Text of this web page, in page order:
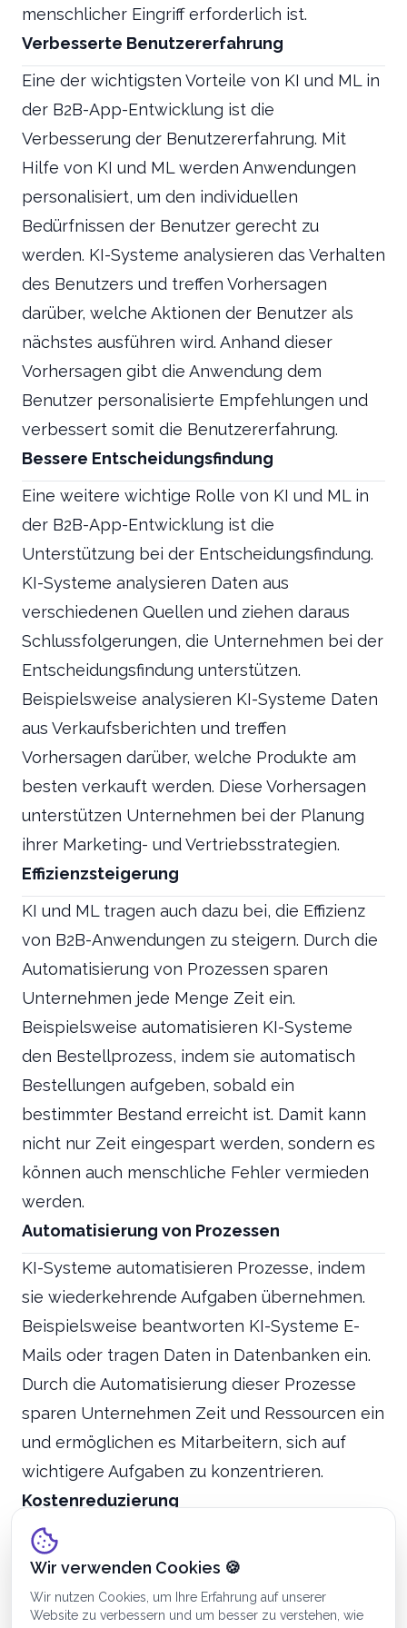
menschlicher Eingriff erforderlich ist.
Verbesserte Benutzererfahrung
Eine der wichtigsten Vorteile von KI und ML in
der B2B-App-Entwicklung ist die
Verbesserung der Benutzererfahrung. Mit
Hilfe von KI und ML werden Anwendungen
personalisiert, um den individuellen
Bedürfnissen der Benutzer gerecht zu
werden. KI-Systeme analysieren das Verhalten
des Benutzers und treffen Vorhersagen
darüber, welche Aktionen der Benutzer als
nächstes ausführen wird. Anhand dieser
Vorhersagen gibt die Anwendung dem
Benutzer personalisierte Empfehlungen und
verbessert somit die Benutzererfahrung.
Bessere Entscheidungsfindung
Eine weitere wichtige Rolle von KI und ML in
der B2B-App-Entwicklung ist die
Unterstützung bei der Entscheidungsfindung.
KI-Systeme analysieren Daten aus
verschiedenen Quellen und ziehen daraus
Schlussfolgerungen, die Unternehmen bei der
Entscheidungsfindung unterstützen.
Beispielsweise analysieren KI-Systeme Daten
aus Verkaufsberichten und treffen
Vorhersagen darüber, welche Produkte am
besten verkauft werden. Diese Vorhersagen
unterstützen Unternehmen bei der Planung
ihrer Marketing- und Vertriebsstrategien.
Effizienzsteigerung
KI und ML tragen auch dazu bei, die Effizienz
von B2B-Anwendungen zu steigern. Durch die
Automatisierung von Prozessen sparen
Unternehmen jede Menge Zeit ein.
Beispielsweise automatisieren KI-Systeme
den Bestellprozess, indem sie automatisch
Bestellungen aufgeben, sobald ein
bestimmter Bestand erreicht ist. Damit kann
nicht nur Zeit eingespart werden, sondern es
können auch menschliche Fehler vermieden
werden.
Automatisierung von Prozessen
KI-Systeme automatisieren Prozesse, indem
sie wiederkehrende Aufgaben übernehmen.
Beispielsweise beantworten KI-Systeme E-
Mails oder tragen Daten in Datenbanken ein.
Durch die Automatisierung dieser Prozesse
sparen Unternehmen Zeit und Ressourcen ein
und ermöglichen es Mitarbeitern, sich auf
wichtigere Aufgaben zu konzentrieren.
Kostenreduzierung
Des Weiteren tragen KI und ML zur Reduktion
von Kosten für B2B-Anwendungen bei. Durch
die frühzeitige Erkennung von
Wir verwenden Cookies 🍪
Wir nutzen Cookies, um Ihre Erfahrung auf unserer
Website zu verbessern und um besser zu verstehen, wie